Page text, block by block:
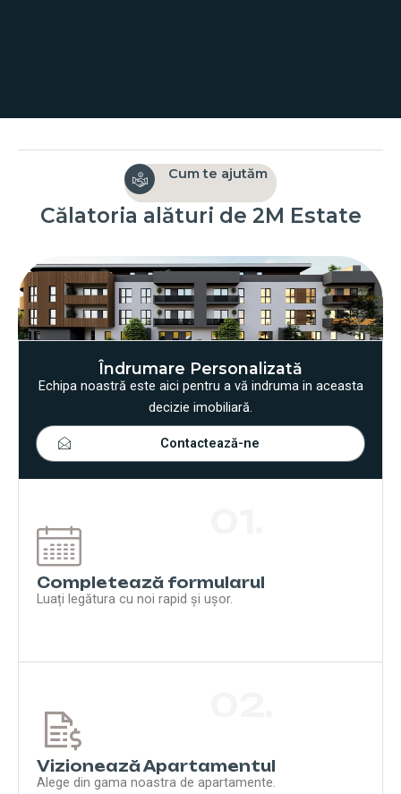
Cum te ajutăm
Călatoria alături de 2M Estate
Îndrumare Personalizată
Echipa noastră este aici pentru a vă indruma in aceasta
decizie imobiliară.
Contactează-ne
Completează formularul
Luați legătura cu noi rapid și ușor.
Vizionează Apartamentul
Alege din gama noastra de apartamente.